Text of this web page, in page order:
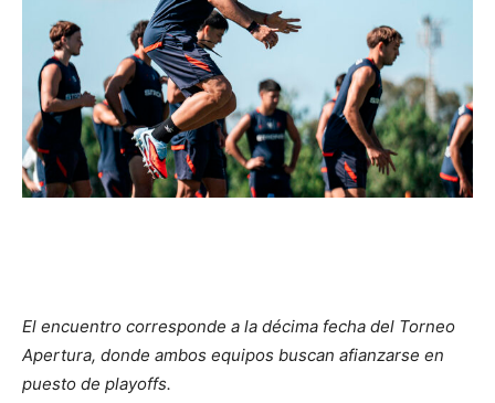
El encuentro corresponde a la décima fecha del Torneo
Apertura, donde ambos equipos buscan afianzarse en
puesto de playoffs.